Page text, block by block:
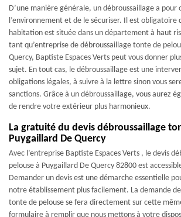
D’une manière générale, un débroussaillage a
l’environnement et de le sécuriser. Il est obligatoire
habitation est située dans un département à haut
tant qu’entreprise de débroussaillage tonte de
Quercy, Baptiste Espaces Verts peut vous donner
sujet. En tout cas, le débroussaillage est une
obligations légales, à suivre à la lettre sinon vous
sanctions. Grâce à un débroussaillage, vous aurez
de rendre votre extérieur plus harmonieux.
La gratuité du devis débroussaillage
Puygaillard De Quercy
Avec l’entreprise Baptiste Espaces Verts , le devis
pelouse à Puygaillard De Quercy 82800 est
Demander un devis est une démarche essentielle
notre établissement plus facilement. La demande
tonte de pelouse se fera directement sur cette
formulaire à remplir que nous mettons à votre